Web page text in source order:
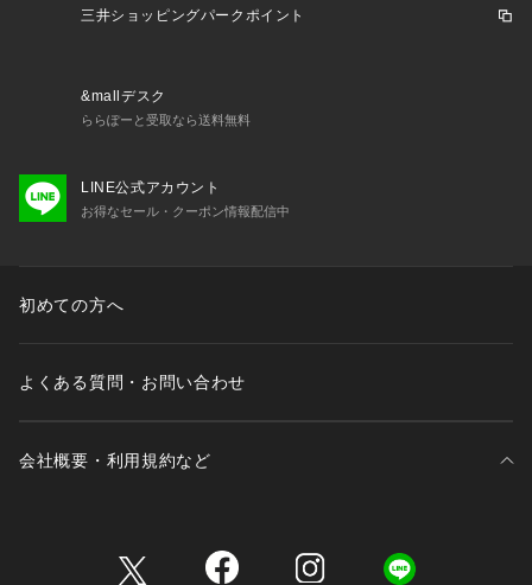
XL/ 着丈 75 | 肩幅 57 | バスト 127 | そで丈 69
身長：180cm　Size：S
る場合がございます。
三井ショッピングパークポイント
&mallデスク
ららぽーと受取なら送料無料
LINE公式アカウント
お得なセール・クーポン情報配信中
初めての方へ
よくある質問・お問い合わせ
会社概要・利用規約など